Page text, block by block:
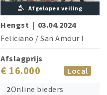
Afgelopen veiling
Hengst | 03.04.2024
Feliciano / San Amour I
Afslagprijs
€ 16.000
Local
2Online bieders